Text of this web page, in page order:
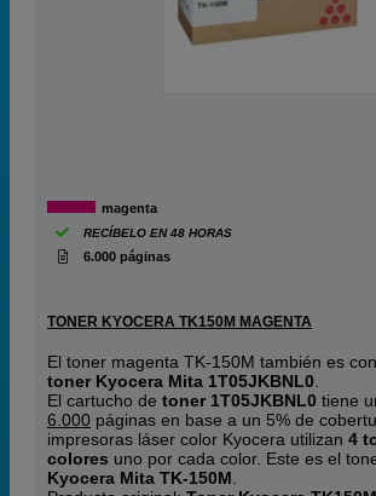
magenta
RECÍBELO EN 48 HORAS
6.000 páginas
TONER KYOCERA TK150M MAGENTA
El toner magenta TK-150M también es
toner Kyocera Mita 1T05JKBNL0
El cartucho de toner 1T05JKBNL0 tiene
6.000 páginas en base a un 5% de
impresoras láser color Kyocera utilizan 4
colores uno por cada color. Este es el
Kyocera Mita TK-150M